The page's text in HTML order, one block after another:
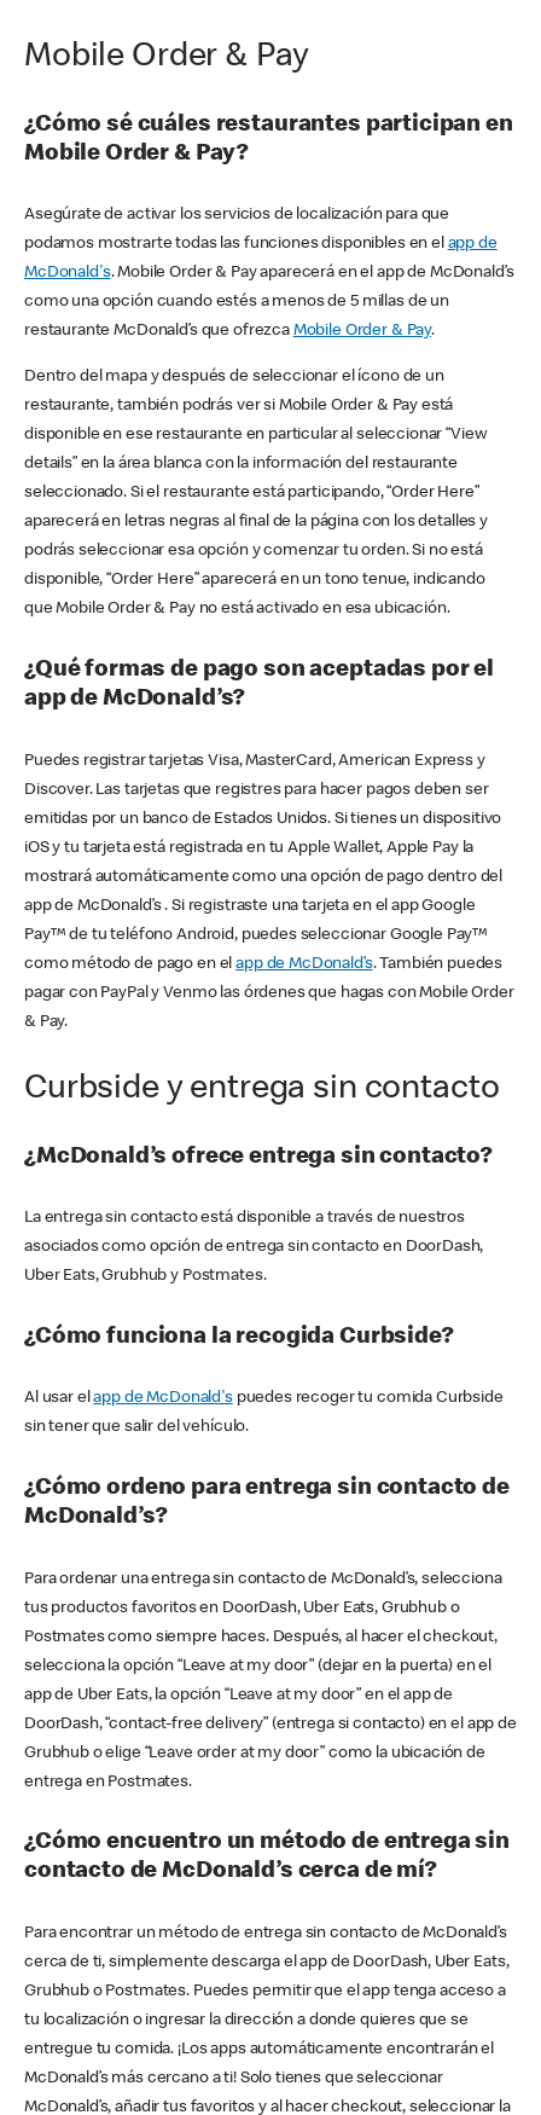
Mobile Order & Pay
¿Cómo sé cuáles restaurantes participan en
Mobile Order & Pay?
Asegúrate de activar los servicios de localización para que
podamos mostrarte todas las funciones disponibles en el app de
McDonald's. Mobile Order & Pay aparecerá en el app de McDonald’s
como una opción cuando estés a menos de 5 millas de un
restaurante McDonald’s que ofrezca Mobile Order & Pay.
Dentro del mapa y después de seleccionar el ícono de un
restaurante, también podrás ver si Mobile Order & Pay está
disponible en ese restaurante en particular al seleccionar “View
details” en la área blanca con la información del restaurante
seleccionado. Si el restaurante está participando, “Order Here”
aparecerá en letras negras al final de la página con los detalles y
podrás seleccionar esa opción y comenzar tu orden. Si no está
disponible, “Order Here” aparecerá en un tono tenue, indicando
que Mobile Order & Pay no está activado en esa ubicación.
¿Qué formas de pago son aceptadas por el
app de McDonald’s?
Puedes registrar tarjetas Visa, MasterCard, American Express y
Discover. Las tarjetas que registres para hacer pagos deben ser
emitidas por un banco de Estados Unidos. Si tienes un dispositivo
iOS y tu tarjeta está registrada en tu Apple Wallet, Apple Pay la
mostrará automáticamente como una opción de pago dentro del
app de McDonald’s . Si registraste una tarjeta en el app Google
Pay™ de tu teléfono Android, puedes seleccionar Google Pay™
como método de pago en elapp de McDonald’s. También puedes
pagar con PayPal y Venmo las órdenes que hagas con Mobile Order
& Pay.
Curbside y entrega sin contacto
¿McDonald’s ofrece entrega sin contacto?
La entrega sin contacto está disponible a través de nuestros
asociados como opción de entrega sin contacto en DoorDash,
Uber Eats, Grubhub y Postmates.
¿Cómo funciona la recogida Curbside?
Al usar elapp de McDonald'spuedes recoger tu comida Curbside
sin tener que salir del vehículo.
¿Cómo ordeno para entrega sin contacto de
McDonald’s?
Para ordenar una entrega sin contacto de McDonald’s, selecciona
tus productos favoritos en DoorDash, Uber Eats, Grubhub o
Postmates como siempre haces. Después, al hacer el checkout,
selecciona la opción “Leave at my door” (dejar en la puerta) en el
app de Uber Eats, la opción “Leave at my door” en el app de
DoorDash, “contact-free delivery” (entrega si contacto) en el app de
Grubhub o elige “Leave order at my door” como la ubicación de
entrega en Postmates.
¿Cómo encuentro un método de entrega sin
contacto de McDonald’s cerca de mí?
Para encontrar un método de entrega sin contacto de McDonald’s
cerca de ti, simplemente descarga el app de DoorDash, Uber Eats,
Grubhub o Postmates. Puedes permitir que el app tenga acceso a
tu localización o ingresar la dirección a donde quieres que se
entregue tu comida. ¡Los apps automáticamente encontrarán el
McDonald’s más cercano a ti! Solo tienes que seleccionar
McDonald’s, añadir tus favoritos y al hacer checkout, seleccionar la